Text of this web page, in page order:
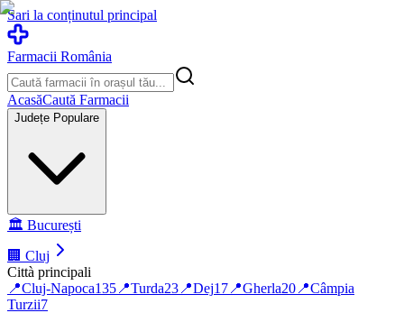
Sari la conținutul principal
Farmacii România
AcasăCaută Farmacii
Județe Populare
🏛️ București
🏢 Cluj
Città principali
📍Cluj-Napoca135 📍Turda23 📍Dej17 📍Gherla20 📍Câmpia
Turzii7